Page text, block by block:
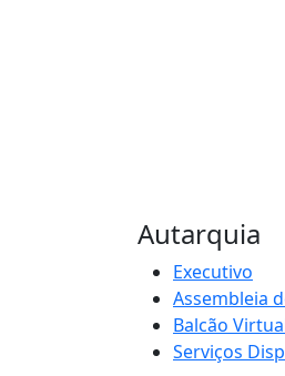
Autarquia
Executivo
Assembleia
Balcão
Serviços